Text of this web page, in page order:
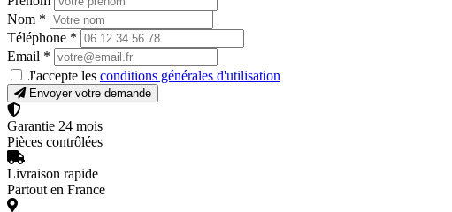
Nom *
Téléphone *
Email *
J'accepte les conditions générales d'utilisation
Envoyer votre demande
Garantie 24 mois
Pièces contrôlées
Livraison rapide
Partout en France